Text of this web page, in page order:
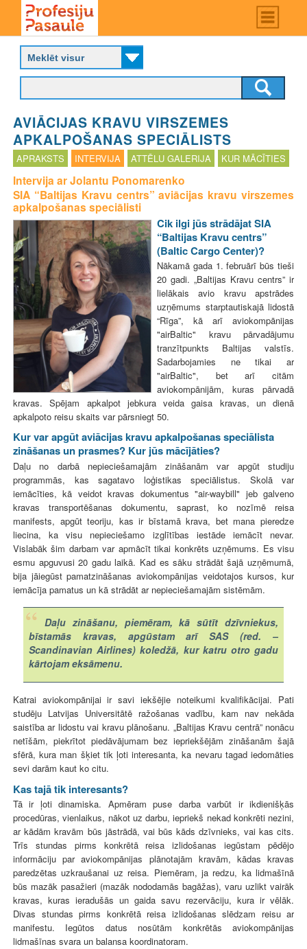
main
content
Main
menu
P
o
f
e
i
j
u
p
a
s
a
u
l
e
AVIĀCIJAS KRAVU VIRSZEMES
APKALPOŠANAS SPECIĀLISTS
APRAKSTS INTERVIJA ATTĒLU GALERIJA KUR MĀCĪTIES
Intervija ar Jolantu Ponomarenko
SIA “Baltijas Kravu centrs” aviācijas kravu virszemes
apkalpošanas speciālisti
Cik ilgi jūs strādājat SIA
“Baltijas Kravu centrs”
(Baltic Cargo Center)?
Nākamā gada 1. februārī būs tieši
20 gadi. „Baltijas Kravu centrs” ir
lielākais avio kravu apstrādes
uzņēmums starptautiskajā lidostā
“Rīga”, kā arī aviokompānijas
"airBaltic" kravu pārvadājumu
tranzītpunkts Baltijas valstīs.
Sadarbojamies ne tikai ar
"airBaltic", bet arī citām
aviokompānijām, kuras pārvadā
kravas. Spējam apkalpot jebkura veida gaisa kravas, un dienā
apkalpoto reisu skaits var pārsniegt 50.
Kur var apgūt aviācijas kravu apkalpošanas speciālista
zināšanas un prasmes? Kur jūs mācījāties?
Daļu no darbā nepieciešamajām zināšanām var apgūt studiju
programmās, kas sagatavo loģistikas speciālistus. Skolā var
iemācīties, kā veidot kravas dokumentus "air-waybill" jeb galveno
kravas transportēšanas dokumentu, saprast, ko nozīmē reisa
manifests, apgūt teoriju, kas ir bīstamā krava, bet mana pieredze
liecina, ka visu nepieciešamo izglītības iestāde iemācīt nevar.
Vislabāk šim darbam var apmācīt tikai konkrēts uzņēmums. Es visu
esmu apguvusi 20 gadu laikā. Kad es sāku strādāt šajā uzņēmumā,
bija jāiegūst pamatzināšanas aviokompānijas veidotajos kursos, kur
iemācīja pamatus un kā strādāt ar nepieciešamajām sistēmām.
Daļu zināšanu, piemēram, kā sūtīt dzīvniekus,
bīstamās kravas, apgūstam arī SAS (red. –
Scandinavian Airlines) koledžā, kur katru otro gadu
kārtojam eksāmenu.
Katrai aviokompānijai ir savi iekšējie noteikumi kvalifikācijai. Pati
studēju Latvijas Universitātē ražošanas vadību, kam nav nekāda
saistība ar lidostu vai kravu plānošanu. „Baltijas Kravu centrā” nonācu
netīšām, piekrītot piedāvājumam bez iepriekšējām zināšanām šajā
sfērā, kura man šķiet tik ļoti interesanta, ka nevaru tagad iedomāties
sevi darām kaut ko citu.
Kas tajā tik interesants?
Tā ir ļoti dinamiska. Apmēram puse darba varbūt ir ikdienišķās
procedūras, vienlaikus, nākot uz darbu, iepriekš nekad konkrēti nezini,
ar kādām kravām būs jāstrādā, vai būs kāds dzīvnieks, vai kas cits.
Trīs stundas pirms konkrētā reisa izlidošanas iegūstam pēdējo
informāciju par aviokompānijas plānotajām kravām, kādas kravas
paredzētas uzkraušanai uz reisa. Piemēram, ja redzu, ka lidmašīnā
būs mazāk pasažieri (mazāk nododamās bagāžas), varu uzlikt vairāk
kravas, kuras ieradušās un gaida savu rezervāciju, kura ir vēlāk.
Divas stundas pirms konkrētā reisa izlidošanas slēdzam reisu ar
manifestu. Iegūtos datus nosūtām konkrētās aviokompānijas
lidmašīnas svara un balansa koordinatoram.